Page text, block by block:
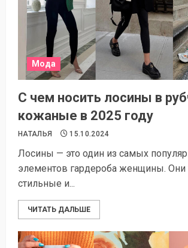
Мода
С чем носить лосины в
кожаные в 2025 году
НАТАЛЬЯ 15.10.2024
Лосины — это один из самых
элементов гардероба женщины.
стильные и...
ЧИТАТЬ ДАЛЬШЕ